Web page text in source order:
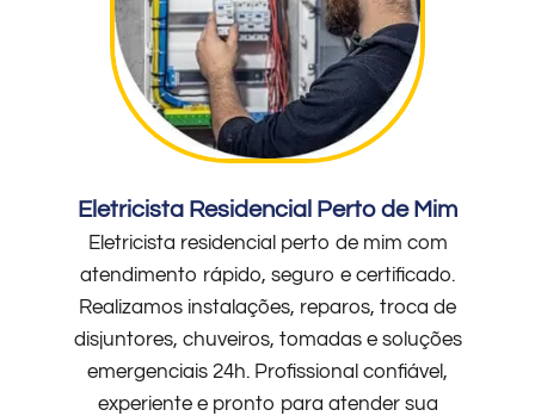
Eletricista Residencial Perto de Mim
Eletricista residencial perto de mim com
atendimento rápido, seguro e certificado.
Realizamos instalações, reparos, troca de
disjuntores, chuveiros, tomadas e soluções
emergenciais 24h. Profissional confiável,
experiente e pronto para atender sua